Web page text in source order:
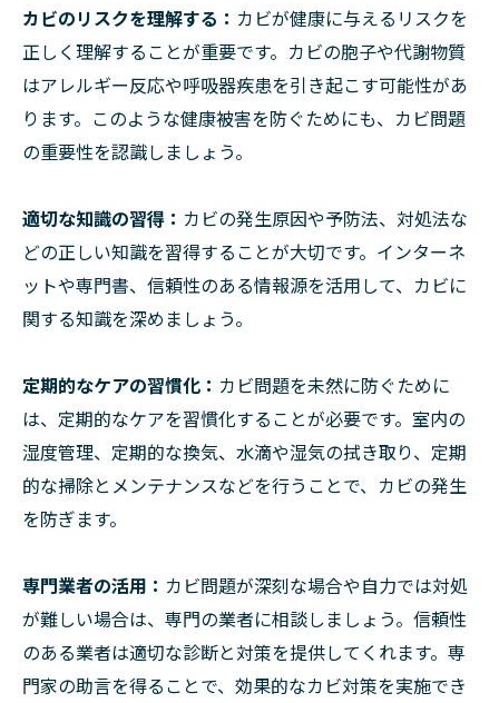
カビのリスクを理解する： カビが健康に与えるリスクを
正しく理解することが重要です。カビの胞子や代謝物質
はアレルギー反応や呼吸器疾患を引き起こす可能性があ
ります。このような健康被害を防ぐためにも、カビ問題
の重要性を認識しましょう。
適切な知識の習得： カビの発生原因や予防法、対処法な
どの正しい知識を習得することが大切です。インターネ
ットや専門書、信頼性のある情報源を活用して、カビに
関する知識を深めましょう。
定期的なケアの習慣化： カビ問題を未然に防ぐために
は、定期的なケアを習慣化することが必要です。室内の
湿度管理、定期的な換気、水滴や湿気の拭き取り、定期
的な掃除とメンテナンスなどを行うことで、カビの発生
を防ぎます。
専門業者の活用： カビ問題が深刻な場合や自力では対処
が難しい場合は、専門の業者に相談しましょう。信頼性
のある業者は適切な診断と対策を提供してくれます。専
門家の助言を得ることで、効果的なカビ対策を実施でき